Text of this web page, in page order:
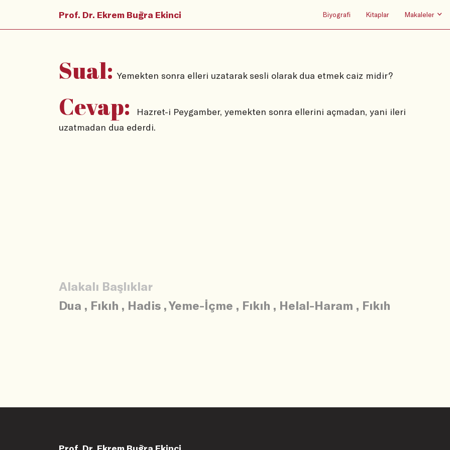
Prof. Dr. Ekrem Buğra Ekinci Biyografi Kitaplar Makaleler
Sual: Yemekten sonra elleri uzatarak sesli olarak dua etmek caiz midir?
Cevap:
Hazret-i Peygamber, yemekten sonra ellerini açmadan, yani ileri
uzatmadan dua ederdi.
Alakalı Başlıklar
Dua , Fıkıh , Hadis ,Yeme-İçme , Fıkıh , Helal-Haram , Fıkıh